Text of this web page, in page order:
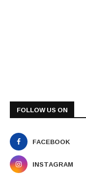
FOLLOW US ON
FACEBOOK
INSTAGRAM